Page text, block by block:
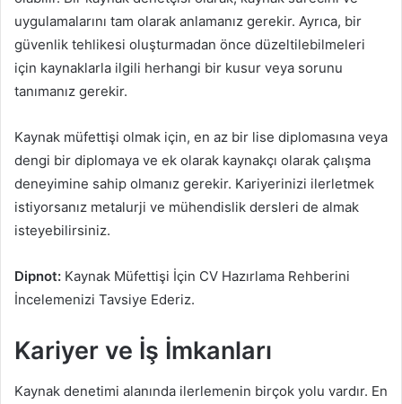
uygulamalarını tam olarak anlamanız gerekir. Ayrıca, bir
güvenlik tehlikesi oluşturmadan önce düzeltilebilmeleri
için kaynaklarla ilgili herhangi bir kusur veya sorunu
tanımanız gerekir.
Kaynak müfettişi olmak için, en az bir lise diplomasına veya
dengi bir diplomaya ve ek olarak kaynakçı olarak çalışma
deneyimine sahip olmanız gerekir. Kariyerinizi ilerletmek
istiyorsanız metalurji ve mühendislik dersleri de almak
isteyebilirsiniz.
Dipnot: Kaynak Müfettişi İçin CV Hazırlama Rehberini
İncelemenizi Tavsiye Ederiz.
Kariyer ve İş İmkanları
Kaynak denetimi alanında ilerlemenin birçok yolu vardır. En